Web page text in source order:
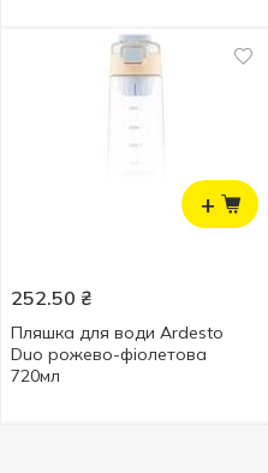
+
252.50 ₴
Пляшка для води Ardesto
Duo рожево-фіолетова
720мл